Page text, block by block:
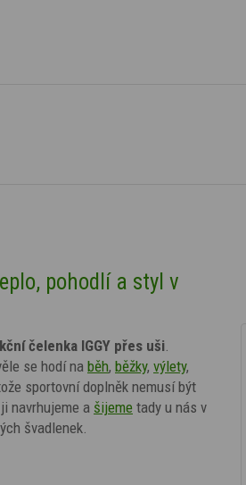
pohodlí a styl v
čelenka IGGY přes uši.
se hodí na běh, běžky, výlety,
sportovní doplněk nemusí být
navrhujeme a šijeme tady u nás v
švadlenek.